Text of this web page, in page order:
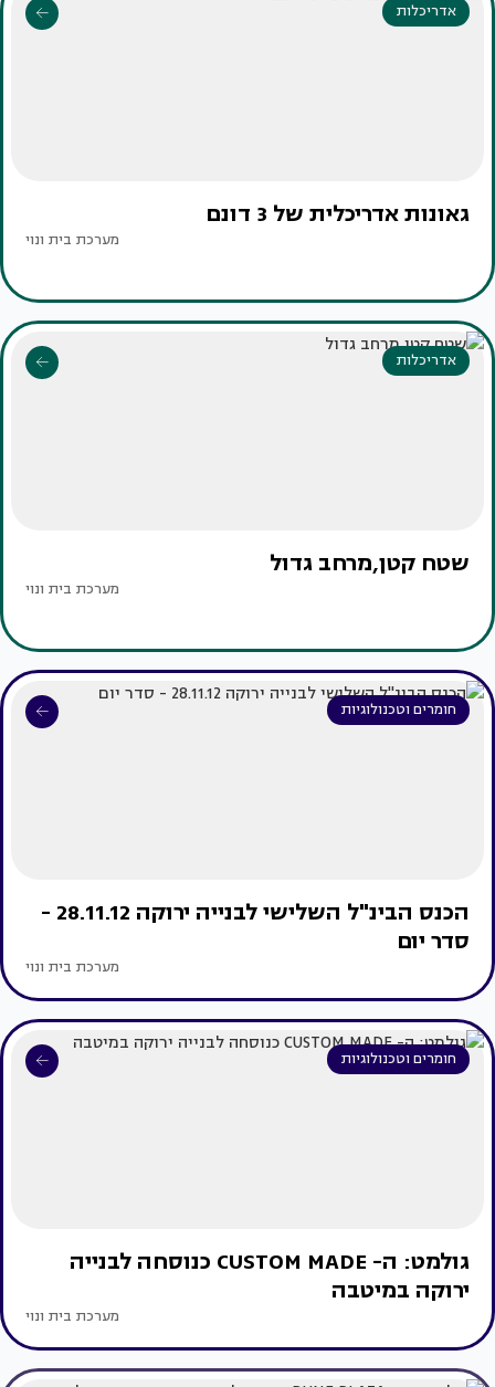
אדריכלות
גאונות אדריכלית של 3 דונם
מערכת בית ונוי
אדריכלות
שטח קטן,מרחב גדול
מערכת בית ונוי
חומרים וטכנולוגיות
הכנס הבינ"ל השלישי לבנייה ירוקה 28.11.12 -
סדר יום
מערכת בית ונוי
חומרים וטכנולוגיות
גולמט: ה- CUSTOM MADE כנוסחה לבנייה
ירוקה במיטבה
מערכת בית ונוי